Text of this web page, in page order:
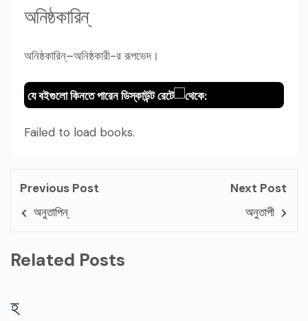
অনিষ্ঠকারিন্
অনিষ্ঠকারিন্–অনিষ্ঠকারী-র রূপভেদ।
যে বইগুলো কিনতে পারেন ডিস্কাউন্ট রেটে থেকে:
Failed to load books.
Previous Post
অনুতাপিন্‌
Next Post
অনুতাপী
Related Posts
হ